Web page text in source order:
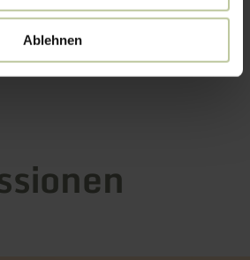
Ablehnen
www.hocheifel-alpakas.de